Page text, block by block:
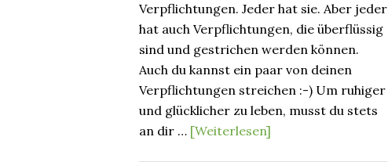
Verpflichtungen. Jeder hat sie. Aber jeder
hat auch Verpflichtungen, die überflüssig
sind und gestrichen werden können.
Auch du kannst ein paar von deinen
Verpflichtungen streichen :-) Um ruhiger
und glücklicher zu leben, musst du stets
an dir … [Weiterlesen]